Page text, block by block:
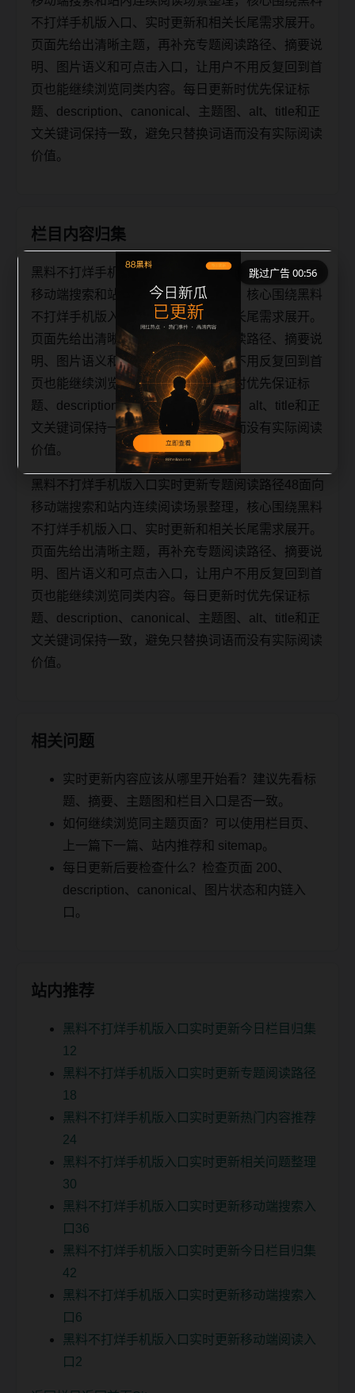
不打烊手机版入口、实时更新和相关长尾需求展开。
页面先给出清晰主题，再补充专题阅读路径、摘要说
明、图片语义和可点击入口，让用户不用反复回到首
页也能继续浏览同类内容。每日更新时优先保证标
题、description、canonical、主题图、alt、title和正
文关键词保持一致，避免只替换词语而没有实际阅读
价值。
栏目内容归集
黑料不打烊手机版入口实时更新专题阅读路径48面向
移动端搜索和站内连续阅读场景整理，核心围绕黑料
不打烊手机版入口、实时更新和相关长尾需求展开。
页面先给出清晰主题，再补充专题阅读路径、摘要说
明、图片语义和可点击入口，让用户不用反复回到首
页也能继续浏览同类内容。每日更新时优先保证标
题、description、canonical、主题图、alt、title和正
文关键词保持一致，避免只替换词语而没有实际阅读
价值。
黑料不打烊手机版入口实时更新专题阅读路径48面向
移动端搜索和站内连续阅读场景整理，核心围绕黑料
不打烊手机版入口、实时更新和相关长尾需求展开。
页面先给出清晰主题，再补充专题阅读路径、摘要说
明、图片语义和可点击入口，让用户不用反复回到首
页也能继续浏览同类内容。每日更新时优先保证标
题、description、canonical、主题图、alt、title和正
文关键词保持一致，避免只替换词语而没有实际阅读
价值。
相关问题
实时更新内容应该从哪里开始看？建议先看标
题、摘要、主题图和栏目入口是否一致。
如何继续浏览同主题页面？可以使用栏目页、
上一篇下一篇、站内推荐和 sitemap。
每日更新后要检查什么？检查页面 200、
description、canonical、图片状态和内链入
口。
站内推荐
黑料不打烊手机版入口实时更新今日栏目归集
12
黑料不打烊手机版入口实时更新专题阅读路径
18
黑料不打烊手机版入口实时更新热门内容推荐
24
黑料不打烊手机版入口实时更新相关问题整理
30
黑料不打烊手机版入口实时更新移动端搜索入
口36
黑料不打烊手机版入口实时更新今日栏目归集
42
黑料不打烊手机版入口实时更新移动端搜索入
口6
黑料不打烊手机版入口实时更新移动端阅读入
口2
跳过广告 00:56